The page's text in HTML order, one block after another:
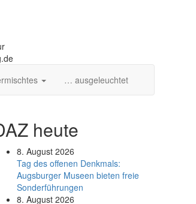
… ausgeleuchtet
heute
8. August 2026
Tag des offenen Denkmals:
Augsburger Museen bieten freie
Sonderführungen
8. August 2026